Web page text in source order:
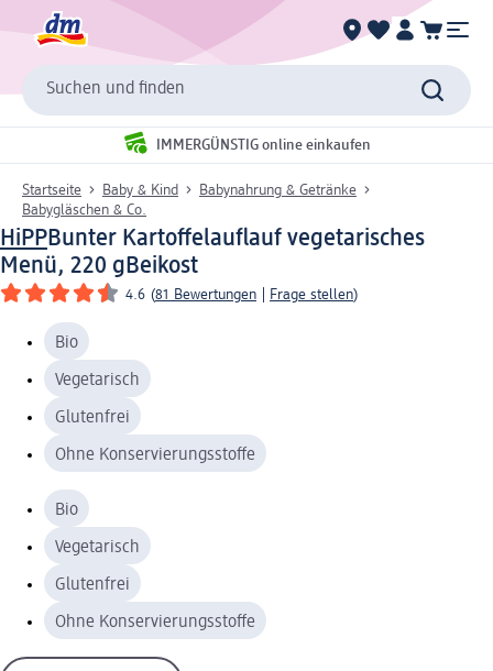
Suchen und finden
IMMERGÜNSTIG online einkaufen
Startseite Baby & Kind
Babynahrung & Getränke
Babygläschen & Co.
HiPPBunter Kartoffelauflauf vegetarisches
Menü, 220 gBeikost
4.6 (81 Bewertungen Frage stellen)
Bio
Vegetarisch
Glutenfrei
Ohne Konservierungsstoffe
Bio
Vegetarisch
Glutenfrei
Ohne Konservierungsstoffe